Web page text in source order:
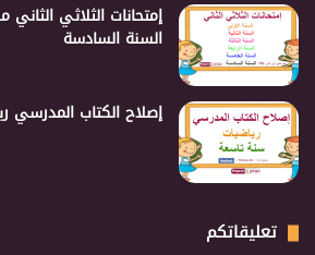
إمتحانات الثلاثي
السنة السادسة
إصلاح الكتاب المدرسي
تعليقاتكم